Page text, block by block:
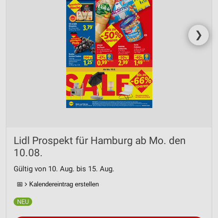
❯
Lidl Prospekt für Hamburg ab Mo. den
10.08.
Gültig von 10. Aug. bis 15. Aug.
📅 Kalendereintrag erstellen